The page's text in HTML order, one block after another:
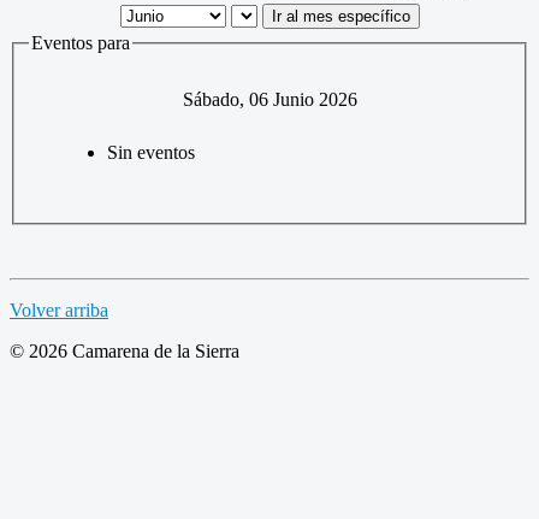
Ir al mes específico
Eventos para
Sábado, 06 Junio 2026
Sin eventos
Volver arriba
© 2026 Camarena de la Sierra